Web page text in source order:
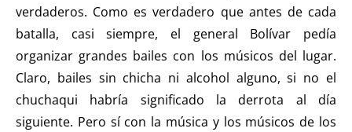
verdaderos. Como es verdadero que antes de cada
batalla, casi siempre, el general Bolívar pedía
organizar grandes bailes con los músicos del lugar.
Claro, bailes sin chicha ni alcohol alguno, si no el
chuchaqui habría significado la derrota al día
siguiente. Pero sí con la música y los músicos de los